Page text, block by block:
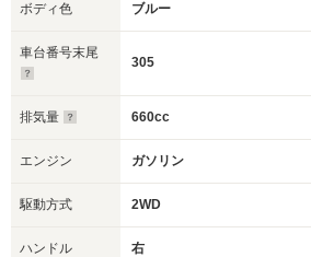
ボディ色 ブルー
車台番号末尾
305
排気量 660cc
エンジン ガソリン
駆動方式 2WD
ハンドル 右